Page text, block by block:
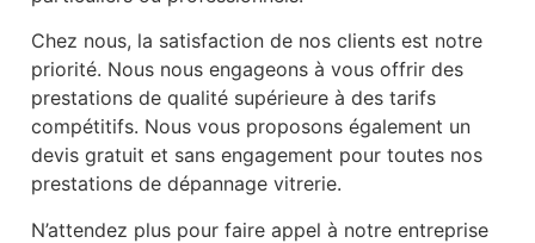
Chez nous, la satisfaction de nos clients est notre
priorité. Nous nous engageons à vous offrir des
prestations de qualité supérieure à des tarifs
compétitifs. Nous vous proposons également un
devis gratuit et sans engagement pour toutes nos
prestations de dépannage vitrerie.
N’attendez plus pour faire appel à notre entreprise